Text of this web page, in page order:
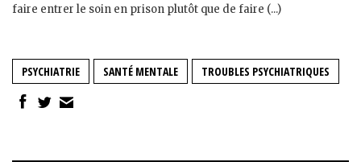
faire entrer le soin en prison plutôt que de faire (...)
PSYCHIATRIE SANTÉ MENTALE TROUBLES PSYCHIATRIQUES